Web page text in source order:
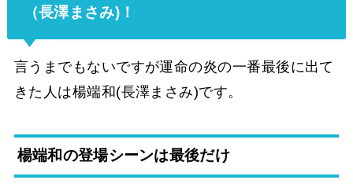
（長澤まさみ)！
言うまでもないですが運命の炎の一番最後に出て
きた人は楊端和(長澤まさみ)です。
楊端和の登場シーンは最後だけ